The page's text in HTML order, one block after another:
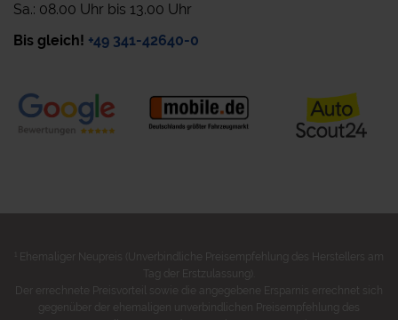
Sa.: 08.00 Uhr bis 13.00 Uhr
Bis gleich! +49 341-42640-0
Ehemaliger Neupreis (Unverbindliche Preisempfehlung des Herstellers am
Tag der Erstzulassung).
Der errechnete Preisvorteil sowie die angegebene Ersparnis errechnet sich
gegenüber der ehemaligen unverbindlichen Preisempfehlung des